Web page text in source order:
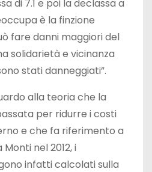
di 7.1 e poi la declassa a
è la finzione
fare danni maggiori del
solidarietà e vicinanza
stati danneggiati”.
alla teoria che la
per ridurre i costi
e che fa riferimento a
nel 2012, i
infatti calcolati sulla